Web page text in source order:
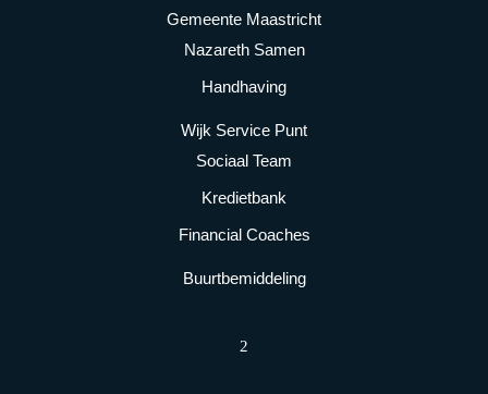
Gemeente Maastricht
Nazareth Samen
Handhaving
Wijk Service Punt
Sociaal Team
Kredietbank
Financial Coaches
Buurtbemiddeling
2